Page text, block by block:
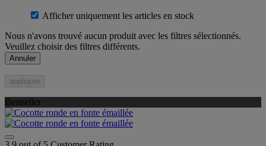
Afficher uniquement les articles en stock
Nous n'avons trouvé aucun produit avec les filtres sélectionnés.
Veuillez choisir des filtres différents.
Annuler
appliquer
Bestseller